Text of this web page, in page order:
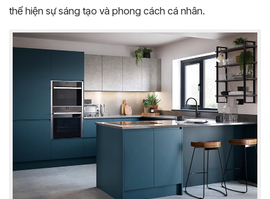
thể hiện sự sáng tạo và phong cách cá nhân.